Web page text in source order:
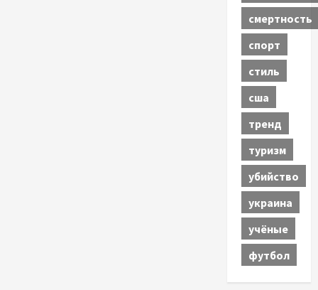
смертность
спорт
стиль
сша
тренд
туризм
убийство
украина
учёные
футбол